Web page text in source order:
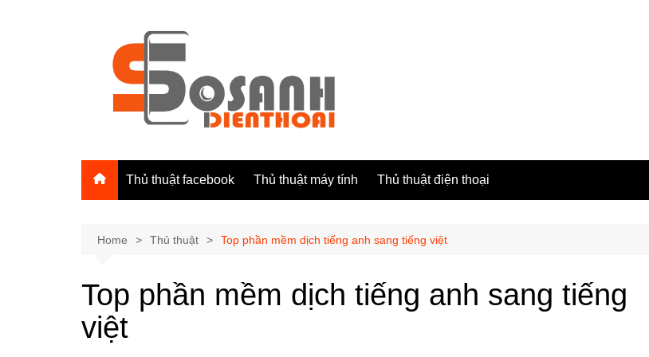
Thủ thuật facebook Thủ thuật máy tính Thủ thuật điện thoại
Home Thủ thuật Top phần mềm dịch tiếng anh sang tiếng việt
Top phần mềm dịch tiếng anh sang tiếng
việt